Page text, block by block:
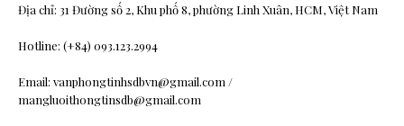
Địa chỉ: 31 Đường số 2, Khu phố 8, phường Linh Xuân, HCM, Việt Nam
Hotline: (+84) 093.123.2994
Email: vanphongtinhsdbvn@gmail.com /
mangluoithongtinsdb@gmail.com